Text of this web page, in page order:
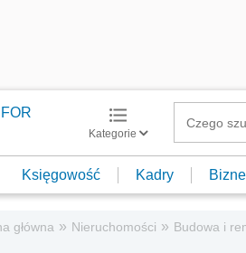
Kategorie
Księgowość Kadry
główna » Nieruchomości » Budowa i